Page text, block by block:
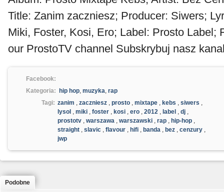
Title: Zanim zaczniesz; Producer: Siwers;
Miki, Foster, Kosi, Ero; Label: Prosto Label;
our ProstoTV channel Subskrybuj nasz
Facebook:
Kategoria:
hip hop, muzyka, rap
Tagi: zanim , zaczniesz , prosto , mixtape , kebs , siwers ,
lysol , miki , foster , kosi , ero , 2012 , label , dj ,
prostotv , warszawa , warszawski , rap , hip-hop ,
straight , slavic , flavour , hifi , banda , bez , cenzury ,
jwp
Podobne